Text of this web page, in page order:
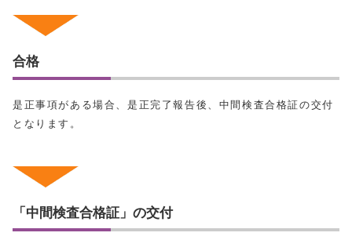
合格
是正事項がある場合、是正完了報告後、中間検査合格証の交付
となります。
「中間検査合格証」の交付